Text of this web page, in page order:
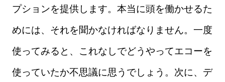
プションを提供します。本当に頭を働かせるた
めには、それを聞かなければなりません。一度
使ってみると、これなしでどうやってエコーを
使っていたか不思議に思うでしょう。次に、デ